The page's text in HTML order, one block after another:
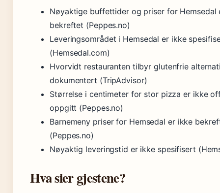
Nøyaktige buffettider og priser for Hemsedal
bekreftet (Peppes.no)
Leveringsområdet i Hemsedal er ikke
(Hemsedal.com)
Hvorvidt restauranten tilbyr glutenfrie
dokumentert (TripAdvisor)
Størrelse i centimeter for stor pizza er ikke
oppgitt (Peppes.no)
Barnemeny priser for Hemsedal er ikke
(Peppes.no)
Nøyaktig leveringstid er ikke spesifisert
Hva sier gjestene?